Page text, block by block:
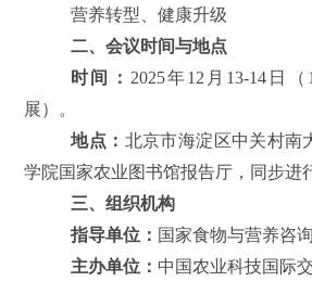
营养转型、健康升级
二、会议时间与地点
时间： 2025年12月13-14日
展）。
地点： 北京市海淀区中关村南
学院国家农业图书馆报告厅，同步进
三、组织机构
指导单位： 国家食物与营养咨
主办单位： 中国农业科技国际